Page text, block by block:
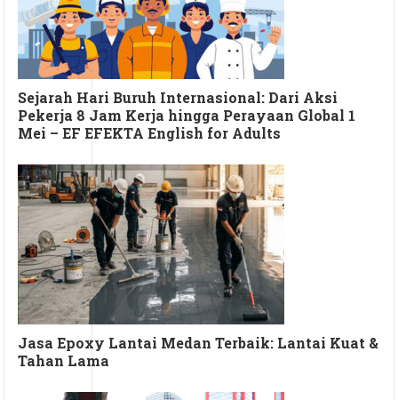
Sejarah Hari Buruh Internasional: Dari Aksi
Pekerja 8 Jam Kerja hingga Perayaan Global 1
Mei – EF EFEKTA English for Adults
Jasa Epoxy Lantai Medan Terbaik: Lantai Kuat &
Tahan Lama